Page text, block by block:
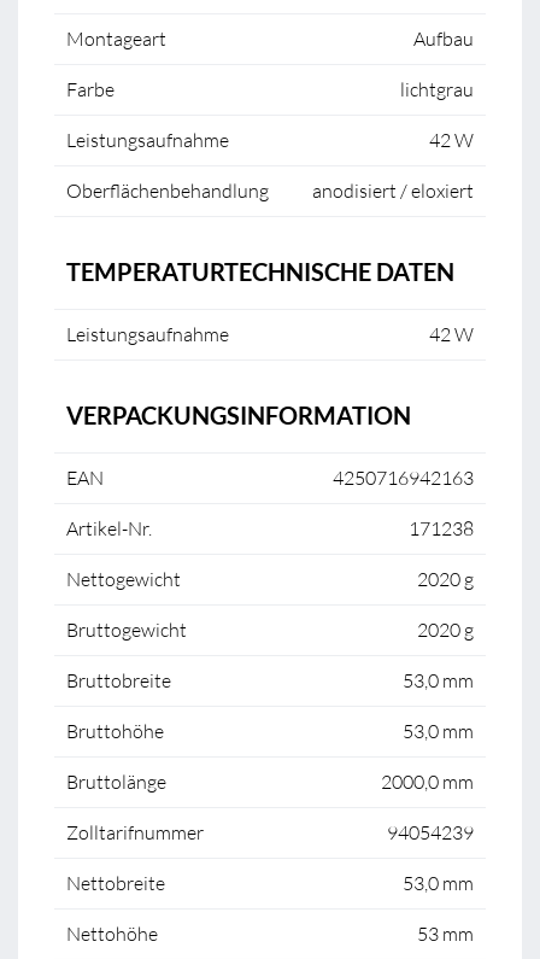
Montageart Aufbau
Farbe lichtgrau
Leistungsaufnahme 42 W
Oberflächenbehandlung anodisiert / eloxiert
TEMPERATURTECHNISCHE DATEN
Leistungsaufnahme 42 W
VERPACKUNGSINFORMATION
EAN 4250716942163
Artikel-Nr. 171238
Nettogewicht 2020 g
Bruttogewicht 2020 g
Bruttobreite 53,0 mm
Bruttohöhe 53,0 mm
Bruttolänge 2000,0 mm
Zolltarifnummer 94054239
Nettobreite 53,0 mm
Nettohöhe 53 mm